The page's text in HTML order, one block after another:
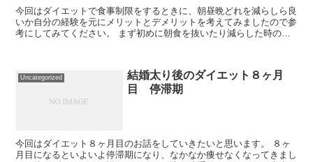
今回はダイエットで食事制限をするときに、朝昼晩どれを減らしら良
いか自分の経験を元にメリットとデメリットを考えてみましたので参
考にしてみてください。 まず初めに朝食を抜いたり減らした時のメ
Uncategorized
結婚太り後のダイエット８ヶ月
目 停滞期
今回はダイエット８ヶ月目のお話をしていきたいと思います。 ８ヶ
月目になるといよいよ停滞期になり、なかなか痩せなくなってきまし